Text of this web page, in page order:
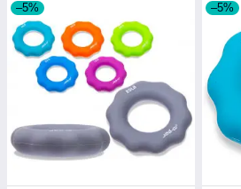
–5% –5%